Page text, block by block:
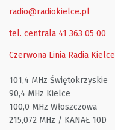
radio@radiokielce.pl
tel. centrala 41 363 05 00
Czerwona Linia Radia Kielce
101,4 MHz Świętokrzyskie
90,4 MHz Kielce
100,0 MHz Włoszczowa
215,072 MHz / KANAŁ 10D